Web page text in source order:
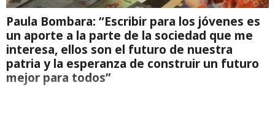
Paula Bombara: “Escribir para los jóvenes es
un aporte a la parte de la sociedad que me
interesa, ellos son el futuro de nuestra
patria y la esperanza de construir un futuro
mejor para todos”